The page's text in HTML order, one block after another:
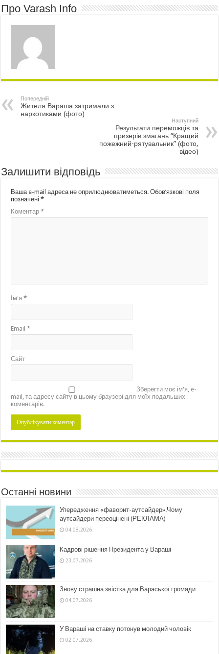
Про Varash Info
Попередній
Жителя Вараша затримали з
наркотиками (фото)
Наступний
Результати переможців та
призерів змагань “Кращий
пожежний-рятувальник” (фото,
відео)
Залишити відповідь
Ваша e-mail адреса не оприлюднюватиметься. Обов’язкові поля
позначені*
Коментар*
Ім'я*
Email*
Сайт
Зберегти моє ім'я, e-
mail, та адресу сайту в цьому браузері для моїх подальших
коментарів.
Останні новини
Упередження «фаворит-аутсайдер».Чому
аутсайдери переоцінені (РЕКЛАМА)
04.08.2026
Кадрові рішення Президента у Вараші
23.07.2026
Знову страшна звістка для Вараської громади
04.07.2026
У Вараші на ставку потонув молодий чоловік
02.07.2026